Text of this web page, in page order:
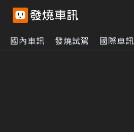
國內車訊 發燒試駕 國際車訊